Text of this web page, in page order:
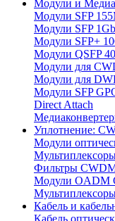
Модули и
Модули SFP
Модули SFP 1Gb
Модули SFP+
Модули QSFP
Модули для
Модули для
Модули SFP
Direct Attach
Уплотнение:
Модули
Фильтры
Модули OADM
Кабель и
Кабель